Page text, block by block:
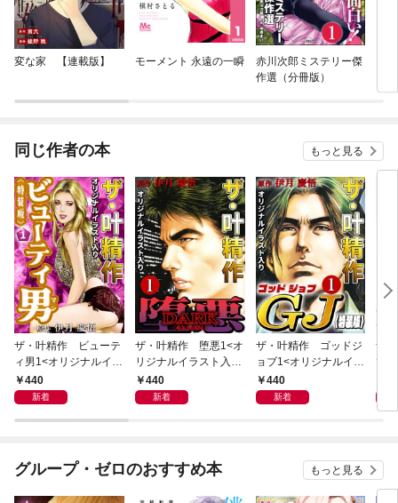
変な家 【連載版】 モーメント 永遠の一瞬
赤川次郎ミステリー傑
作選（分冊版）
同じ作者の本 もっと見る
ザ・叶精作 ビューテ
ィ男1<オリジナルイラ
スト入り特装版>
440
新着
ザ・叶精作 堕悪1<オ
リジナルイラスト入り
特装版>
440
新着
ザ・叶精作 ゴッドジ
ョブ1<オリジナルイラ
スト入り特装版>
440
新着
ザ
て
グループ・ゼロのおすすめ本 もっと見る